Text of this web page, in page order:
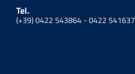
Tel.
(+39) 0422 543864 - 0422 541637